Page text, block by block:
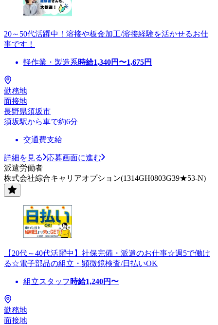
20～50代活躍中！溶接や板金加工/溶接経験を活かせるお仕
事です！
軽作業・製造系時給1,340円〜1,675円
勤務地
面接地
長野県須坂市
須坂駅から車で約6分
交通費支給
詳細を見る
応募画面に進む
派遣労働者
株式会社綜合キャリアオプション(1314GH0803G39★53-N)
【20代～40代活躍中】社保完備・派遣のお仕事☆週5で働け
る☆電子部品の組立・顕微鏡検査/日払いOK
組立スタッフ 時給1,240円〜
勤務地
面接地